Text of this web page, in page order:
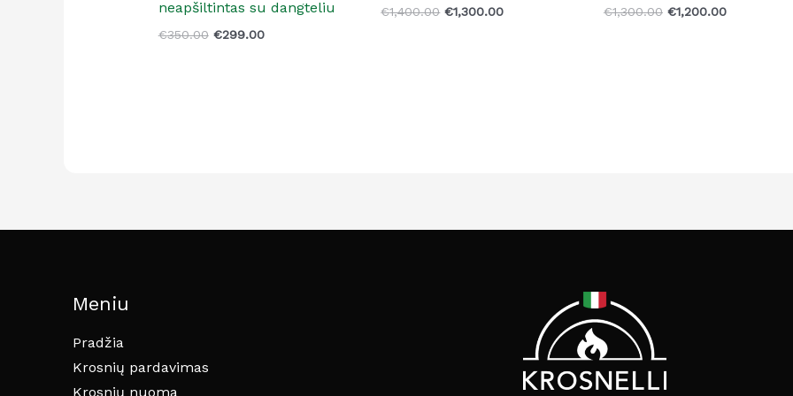
neapšiltintas su dangteliu
€350.00 €299.00
€1,400.00 €1,300.00 €1,300.00 €1,200.00
Meniu
Pradžia
Krosnių pardavimas
Krosnių nuoma